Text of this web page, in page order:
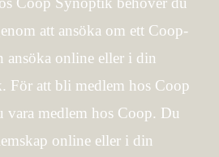
att ansöka om ett Coop-
ansöka online eller i din
För att bli medlem hos Coop
medlem hos Coop. Du
online eller i din